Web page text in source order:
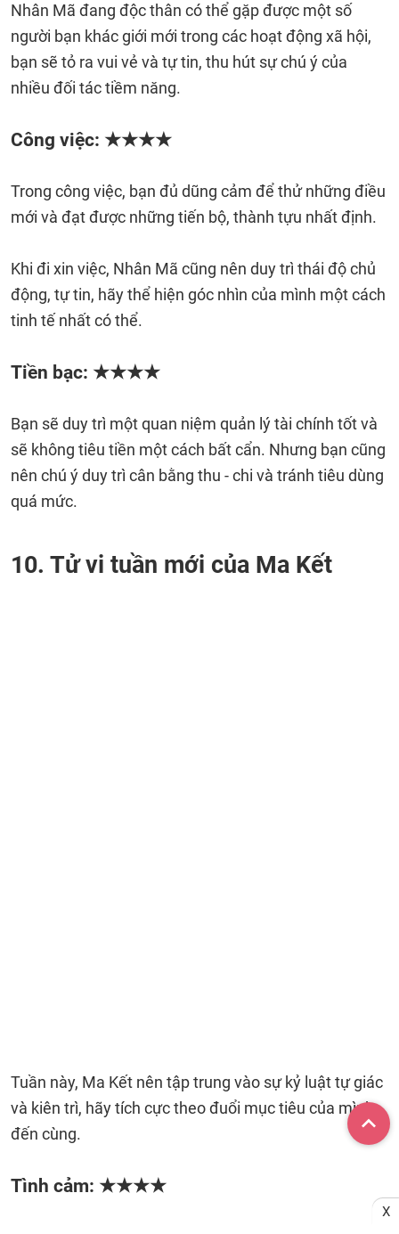
Nhân Mã đang độc thân có thể gặp được một số
người bạn khác giới mới trong các hoạt động xã hội,
bạn sẽ tỏ ra vui vẻ và tự tin, thu hút sự chú ý của
nhiều đối tác tiềm năng.
Công việc: ★★★★
Trong công việc, bạn đủ dũng cảm để thử những điều
mới và đạt được những tiến bộ, thành tựu nhất định.
Khi đi xin việc, Nhân Mã cũng nên duy trì thái độ chủ
động, tự tin, hãy thể hiện góc nhìn của mình một cách
tinh tế nhất có thể.
Tiền bạc: ★★★★
Bạn sẽ duy trì một quan niệm quản lý tài chính tốt và
sẽ không tiêu tiền một cách bất cẩn. Nhưng bạn cũng
nên chú ý duy trì cân bằng thu - chi và tránh tiêu dùng
quá mức.
10. Tử vi tuần mới của Ma Kết
Tuần này, Ma Kết nên tập trung vào sự kỷ luật tự giác
và kiên trì, hãy tích cực theo đuổi mục tiêu của mình
đến cùng.
Tình cảm: ★★★★
X